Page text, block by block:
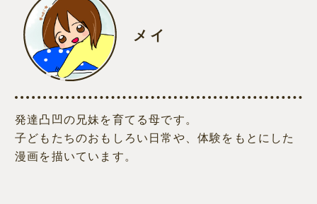
メイ
発達凸凹の兄妹を育てる母です。
子どもたちのおもしろい日常や、体験をもとにした
漫画を描いています。